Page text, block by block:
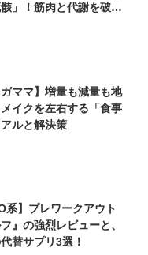
」！筋肉と代謝を破壊
ガママ】増量も減量も地
イクを左右する「食事
ルと解決策
系】プレワークアウト
フ』の強烈レビューと、
替サプリ3選！